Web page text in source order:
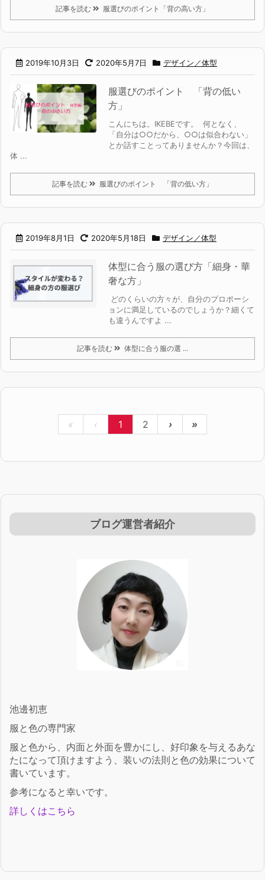
記事を読む 服選びのポイント「背の高い方」
2019年10月3日 2020年5月7日 デザイン／体型
服選びのポイント 「背の低い
方」
こんにちは。IKEBEです。 何となく、
「自分は○○だから、○○は似合わない」
とか話すことってありませんか？今回は、
体 ...
記事を読む 服選びのポイント 「背の低い方」
2019年8月1日 2020年5月18日 デザイン／体型
体型に合う服の選び方「細身・華
奢な方」
どのくらいの方々が、自分のプロポーシ
ョンに満足しているのでしょうか？細くて
も違うんですよ ...
記事を読む 体型に合う服の選 ...
« ‹ 1 2 › »
ブログ運営者紹介
池邊初恵
服と色の専門家
服と色から、内面と外面を豊かにし、好印象を与えるあな
たになって頂けますよう、装いの法則と色の効果について
書いています。
参考になると幸いです。
詳しくはこちら